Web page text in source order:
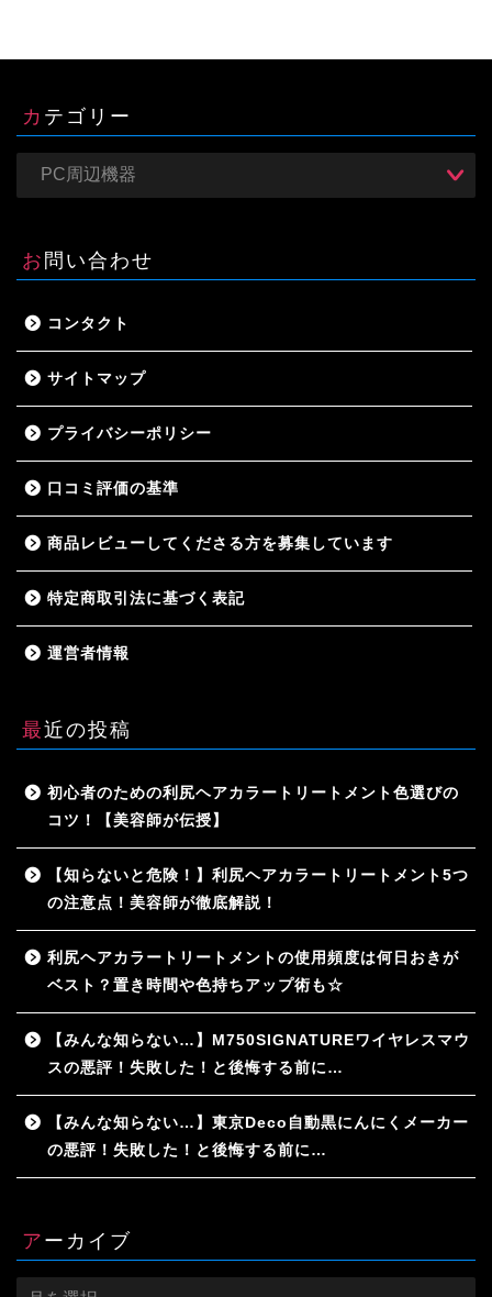
カテゴリー
お問い合わせ
コンタクト
サイトマップ
プライバシーポリシー
口コミ評価の基準
商品レビューしてくださる方を募集しています
特定商取引法に基づく表記
運営者情報
最近の投稿
初心者のための利尻ヘアカラートリートメント色選びの
コツ！【美容師が伝授】
【知らないと危険！】利尻ヘアカラートリートメント5つ
の注意点！美容師が徹底解説！
利尻ヘアカラートリートメントの使用頻度は何日おきが
ベスト？置き時間や色持ちアップ術も☆
【みんな知らない…】M750SIGNATUREワイヤレスマウ
スの悪評！失敗した！と後悔する前に…
【みんな知らない…】東京Deco自動黒にんにくメーカー
の悪評！失敗した！と後悔する前に…
アーカイブ
ア